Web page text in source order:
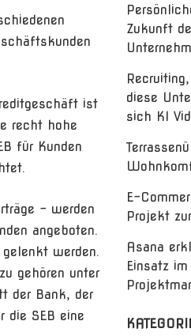
ist
recht hohe
für Kunden
– werden
angeboten.
werden.
gehören unter
der Bank, der
die SEB eine
Zukunft
diese
sich KI
E-
Projekt
Asana
Einsatz